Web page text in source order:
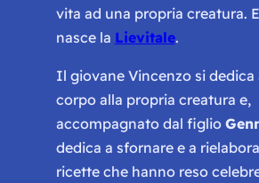
vita ad una propria creatura.
nasce la Lievitale.
Il giovane Vincenzo si dedica
corpo alla propria creatura e,
accompagnato dal figlio
dedica a sfornare e a
ricette che hanno reso